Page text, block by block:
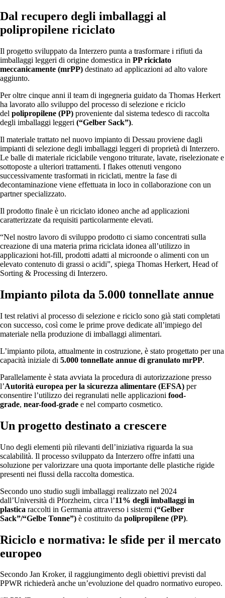
Dal recupero degli imballaggi al
polipropilene riciclato
Il progetto sviluppato da Interzero punta a trasformare i rifiuti da
imballaggi leggeri di origine domestica in PP riciclato
meccanicamente (mrPP) destinato ad applicazioni ad alto valore
aggiunto.
Per oltre cinque anni il team di ingegneria guidato da Thomas Herkert
ha lavorato allo sviluppo del processo di selezione e riciclo
del polipropilene (PP) proveniente dal sistema tedesco di raccolta
degli imballaggi leggeri (“Gelber Sack”).
Il materiale trattato nel nuovo impianto di Dessau proviene dagli
impianti di selezione degli imballaggi leggeri di proprietà di Interzero.
Le balle di materiale riciclabile vengono triturate, lavate, riselezionate e
sottoposte a ulteriori trattamenti. I flakes ottenuti vengono
successivamente trasformati in riciclati, mentre la fase di
decontaminazione viene effettuata in loco in collaborazione con un
partner specializzato.
Il prodotto finale è un riciclato idoneo anche ad applicazioni
caratterizzate da requisiti particolarmente elevati.
“Nel nostro lavoro di sviluppo prodotto ci siamo concentrati sulla
creazione di una materia prima riciclata idonea all’utilizzo in
applicazioni hot-fill, prodotti adatti al microonde o alimenti con un
elevato contenuto di grassi o acidi”, spiega Thomas Herkert, Head of
Sorting & Processing di Interzero.
Impianto pilota da 5.000 tonnellate annue
I test relativi al processo di selezione e riciclo sono già stati completati
con successo, così come le prime prove dedicate all’impiego del
materiale nella produzione di imballaggi alimentari.
L’impianto pilota, attualmente in costruzione, è stato progettato per una
capacità iniziale di 5.000 tonnellate annue di granulato mrPP.
Parallelamente è stata avviata la procedura di autorizzazione presso
l’Autorità europea per la sicurezza alimentare (EFSA) per
consentire l’utilizzo dei regranulati nelle applicazioni food-
grade, near-food-grade e nel comparto cosmetico.
Un progetto destinato a crescere
Uno degli elementi più rilevanti dell’iniziativa riguarda la sua
scalabilità. Il processo sviluppato da Interzero offre infatti una
soluzione per valorizzare una quota importante delle plastiche rigide
presenti nei flussi della raccolta domestica.
Secondo uno studio sugli imballaggi realizzato nel 2024
dall’Università di Pforzheim, circa l’11% degli imballaggi in
plastica raccolti in Germania attraverso i sistemi (“Gelber
Sack”/“Gelbe Tonne”) è costituito da polipropilene (PP).
Riciclo e normativa: le sfide per il mercato
europeo
Secondo Jan Kroker, il raggiungimento degli obiettivi previsti dal
PPWR richiederà anche un’evoluzione del quadro normativo europeo.